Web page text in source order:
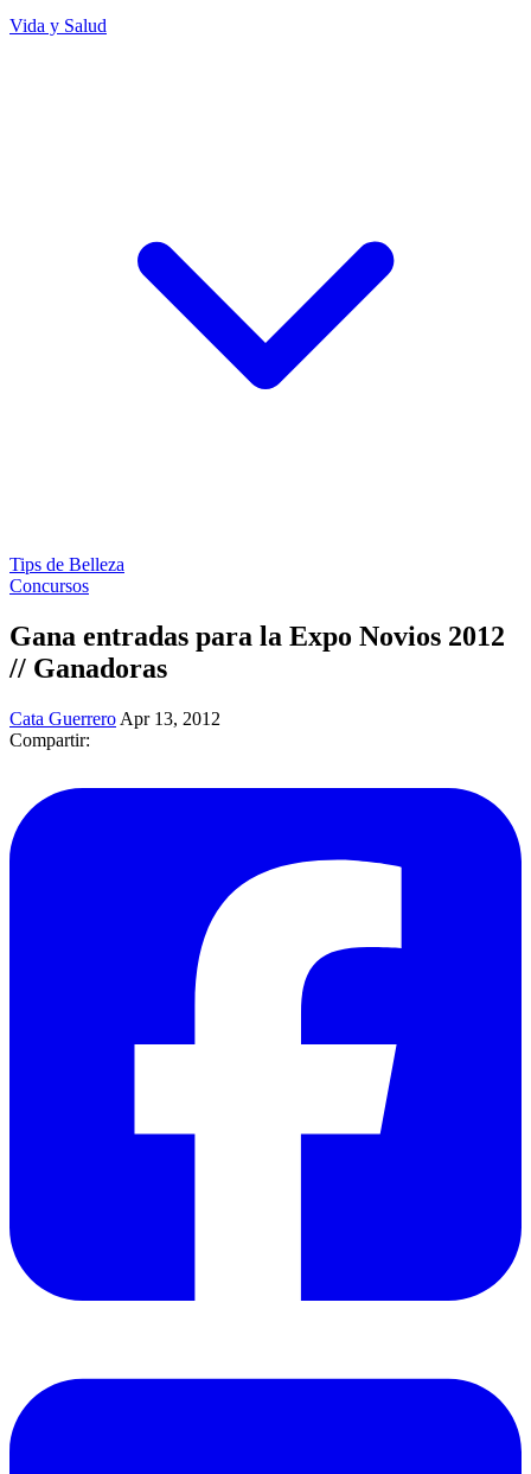
Vida y Salud
Tips de Belleza
Concursos
Gana entradas para la Expo Novios 2012
// Ganadoras
Cata Guerrero Apr 13, 2012
Compartir: